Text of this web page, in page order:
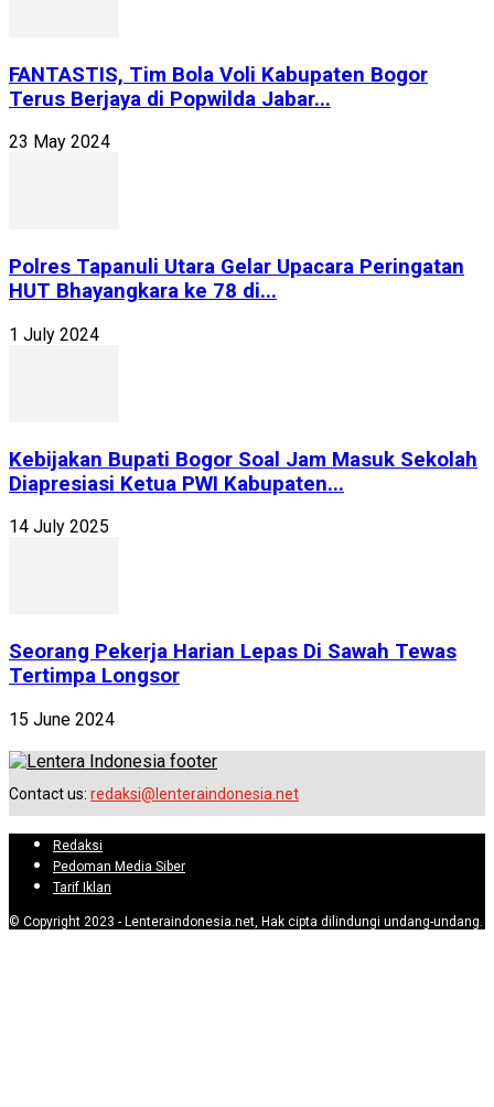
FANTASTIS, Tim Bola Voli Kabupaten Bogor
Terus Berjaya di Popwilda Jabar...
23 May 2024
Polres Tapanuli Utara Gelar Upacara Peringatan
HUT Bhayangkara ke 78 di...
1 July 2024
Kebijakan Bupati Bogor Soal Jam Masuk Sekolah
Diapresiasi Ketua PWI Kabupaten...
14 July 2025
Seorang Pekerja Harian Lepas Di Sawah Tewas
Tertimpa Longsor
15 June 2024
Contact us: redaksi@lenteraindonesia.net
Redaksi
Pedoman Media Siber
Tarif Iklan
© Copyright 2023 - Lenteraindonesia.net, Hak cipta dilindungi undang-undang.